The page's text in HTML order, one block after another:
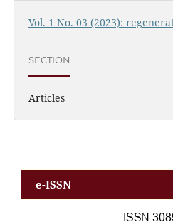
Vol. 1 No. 03 (2023):
SECTION
Articles
e-ISSN